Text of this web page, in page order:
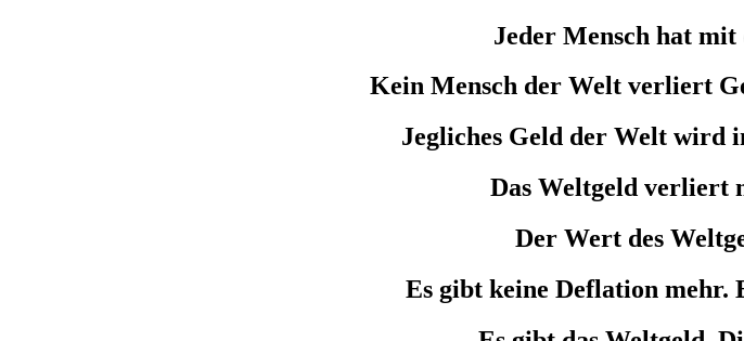
Jeder Mensch hat
Kein Mensch der Welt verliert
Jegliches Geld der Welt wird
Das Weltgeld verliert
Der Wert des
Es gibt keine Deflation mehr.